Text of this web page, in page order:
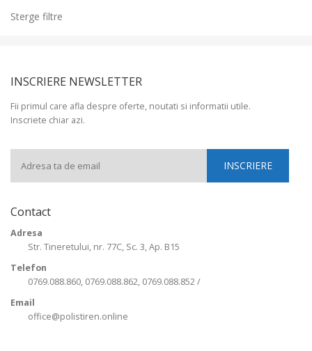
Sterge filtre
INSCRIERE NEWSLETTER
Fii primul care afla despre oferte, noutati si informatii utile.
Inscriete chiar azi.
Contact
Adresa
Str. Tineretului, nr. 77C, Sc. 3, Ap. B15
Telefon
0769.088.860, 0769.088.862, 0769.088.852 /
Email
office@polistiren.online